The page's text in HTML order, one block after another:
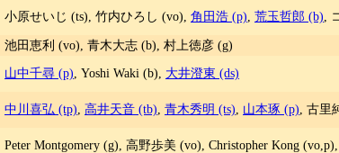
小原せいじ (ts), 竹内ひろし (vo), 角田浩 (p) 荒玉哲郎 (b) ,
池田恵利 (vo), 青木大志 (b), 村上徳彦 (g)
山中千尋 (p) , Yoshi Waki (b), 大井澄東 (ds)
中川喜弘 (tp) 高井天音 (tb) 青木秀明 (ts) 山本琢 (p) , 古
Peter Montgomery (g), 高野歩美 (vo), Christopher Kong